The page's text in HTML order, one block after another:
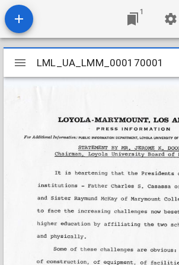
1
Mirador
viewer
LML_UA_LMM_000170001
LML_UA_LMM_000170001